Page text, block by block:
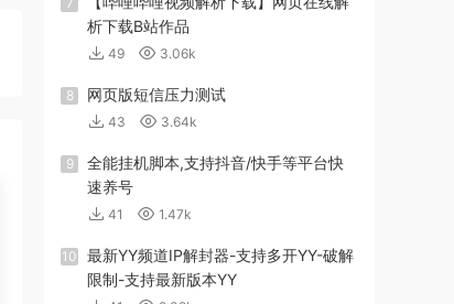
析下载B站作品
49 3.06k
8 网页版短信压力测试
43 3.64k
9
全能挂机脚本,支持抖音/快手等平台快
速养号
41 1.47k
10
最新YY频道IP解封器-支持多开YY-破解
限制-支持最新版本YY